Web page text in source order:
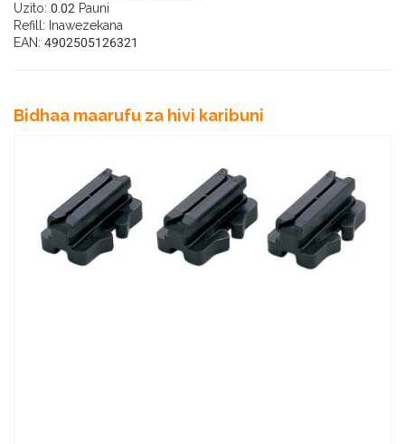
Uzito: 0.02 Pauni
Refill: Inawezekana
EAN: 4902505126321
Bidhaa maarufu za hivi karibuni